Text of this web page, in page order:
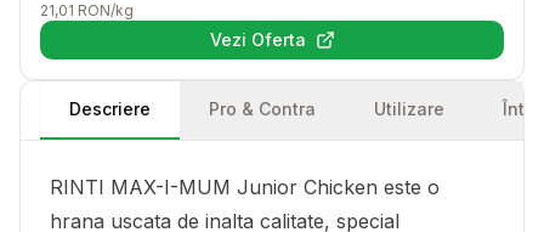
21,01 RON/kg
Vezi Oferta(se deschide într-o filă nouă)
Descriere Pro & Contra Utilizare
RINTI MAX-I-MUM Junior Chicken este o
hrana uscata de inalta calitate, special